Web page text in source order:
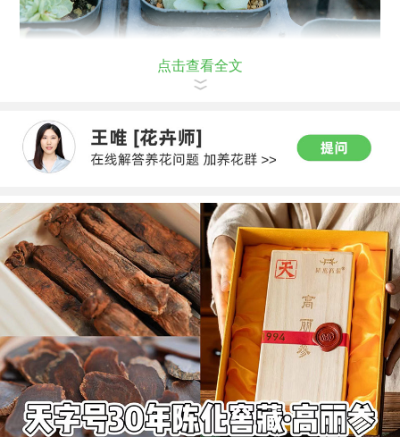
点击查看全文